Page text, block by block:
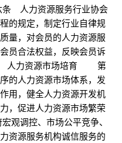
人力资源服务行业协会
的规定，制定行业自律规
量，对会员的人力资源服
员合法权益，反映会员诉
人力资源市场培育 第
的人力资源市场体系，发
用，健全人力资源开发机
，促进人力资源市场繁荣
调控、市场公平竞争、
资源服务机构诚信服务的